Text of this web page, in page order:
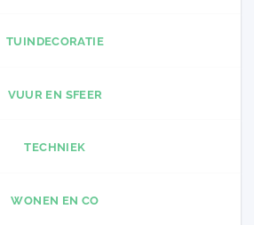
TUINDECORATIE
VUUR EN SFEER
TECHNIEK
WONEN EN CO